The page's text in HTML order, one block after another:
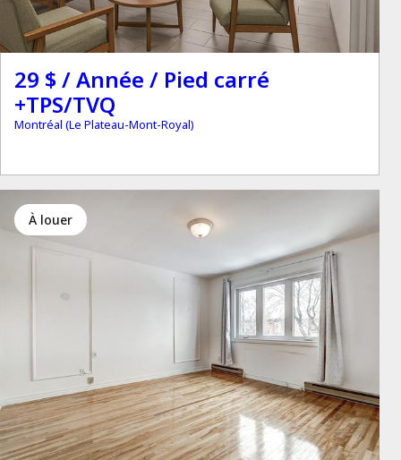
29 $ / Année / Pied carré
+TPS/TVQ
Montréal (Le Plateau-Mont-Royal)
à louer